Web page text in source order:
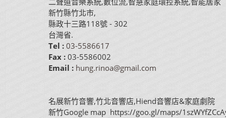
新竹縣竹北市,
縣政十三路118號 - 302
台灣省.
Tel : 03-5586617
Fax : 03-5586002
Email : hung.rinoa@gmail.com
名展新竹音響,竹北音響店,Hiend音響店&家庭劇院
新竹Google map https://goo.gl/maps/